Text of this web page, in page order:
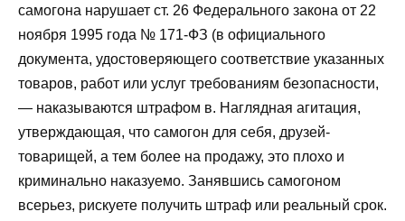
самогона нарушает ст. 26 Федерального закона от 22
ноября 1995 года № 171-ФЗ (в официального
документа, удостоверяющего соответствие указанных
товаров, работ или услуг требованиям безопасности,
— наказываются штрафом в. Наглядная агитация,
утверждающая, что самогон для себя, друзей-
товарищей, а тем более на продажу, это плохо и
криминально наказуемо. Занявшись самогоном
всерьез, рискуете получить штраф или реальный срок.